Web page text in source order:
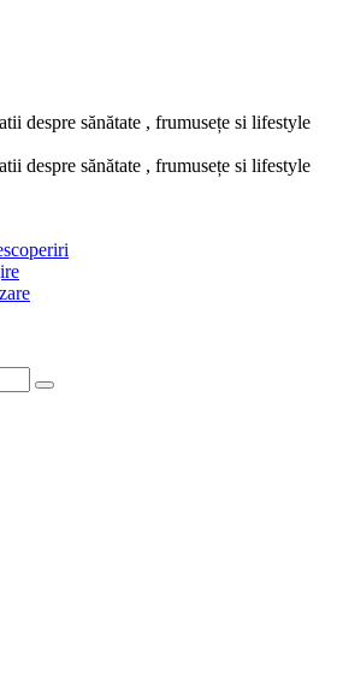
despre sănătate , frumusețe si lifestyle
despre sănătate , frumusețe si lifestyle